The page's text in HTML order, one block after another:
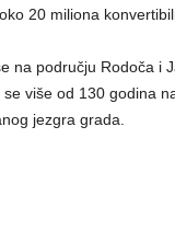
20 miliona
na području Rodoča i
više od 130 godina
jezgra grada.